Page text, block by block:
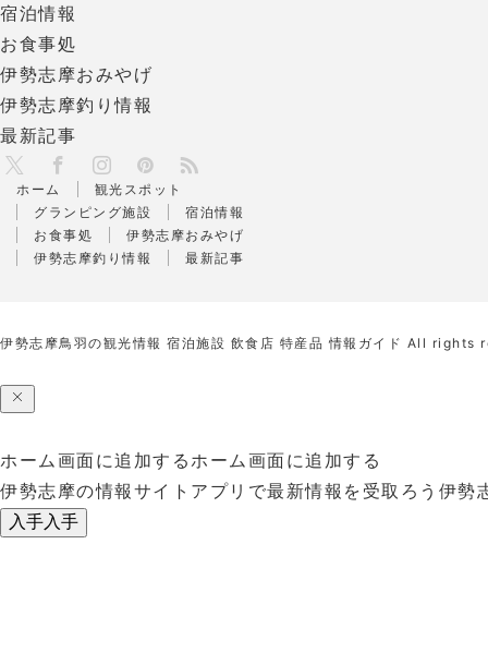
宿泊情報
お食事処
伊勢志摩おみやげ
伊勢志摩釣り情報
最新記事
FacebookInstagramPinterest
RSS
ホーム
観光スポット
グランピング施設
宿泊情報
お食事処
伊勢志摩おみやげ
伊勢志摩釣り情報
最新記事
伊勢志摩鳥羽の観光情報 宿泊施設 飲食店 特産品 情報ガイド All rights
ホーム画面に追加する ホーム画面に追加する
伊勢志摩の情報サイトアプリで最新情報を受取ろう 伊勢
入手入手